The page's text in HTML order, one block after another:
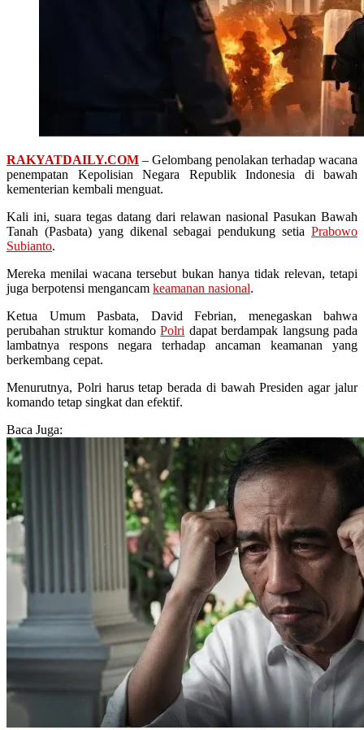
RAKYATDAILY.COM – Gelombang penolakan terhadap wacana
penempatan Kepolisian Negara Republik Indonesia di bawah
kementerian kembali menguat.
Kali ini, suara tegas datang dari relawan nasional Pasukan Bawah
Tanah (Pasbata) yang dikenal sebagai pendukung setia Prabowo
Subianto.
Mereka menilai wacana tersebut bukan hanya tidak relevan, tetapi
juga berpotensi mengancam keamanan nasional.
Ketua Umum Pasbata, David Febrian, menegaskan bahwa
perubahan struktur komandoPolri dapat berdampak langsung pada
lambatnya respons negara terhadap ancaman keamanan yang
berkembang cepat.
Menurutnya, Polri harus tetap berada di bawah Presiden agar jalur
komando tetap singkat dan efektif.
Baca Juga: